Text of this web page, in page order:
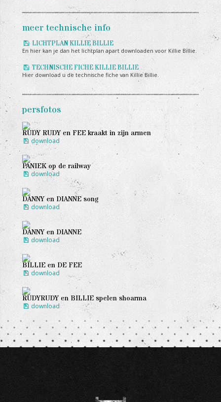
meer technische info
LICHTPLAN KILLIE BILLIE
En hier kan je dan het lichtplan apart downloaden voor Killie Billie.
TECHNISCHE FICHE KILLIE BILLIE
Hier download u de technische fiche van Killie Billie.
persfotos
RUDY RUDY en FEE kraakt in zijn armen
download
PANIEK op de railway
download
DANNY en DIANNE song
download
DANNY en DIANNE
download
BILLIE en DE FEE
download
RUDYRUDY en BILLIE spelen shoarma
download